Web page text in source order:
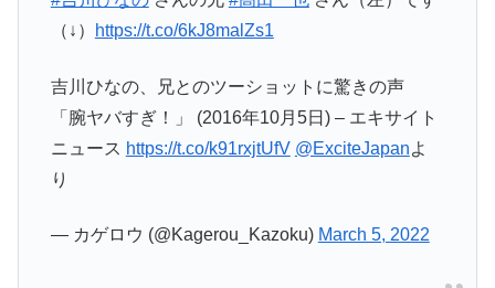
（↓）
https://t.co/6kJ8malZs1
吉川ひなの、兄とのツーショットに驚きの声
「腕ヤバすぎ！」 (2016年10月5日) – エキサイト
ニュース https://t.co/k91rxjtUfV @ExciteJapanよ
り
— カゲロウ (@Kagerou_Kazoku) March 5, 2022